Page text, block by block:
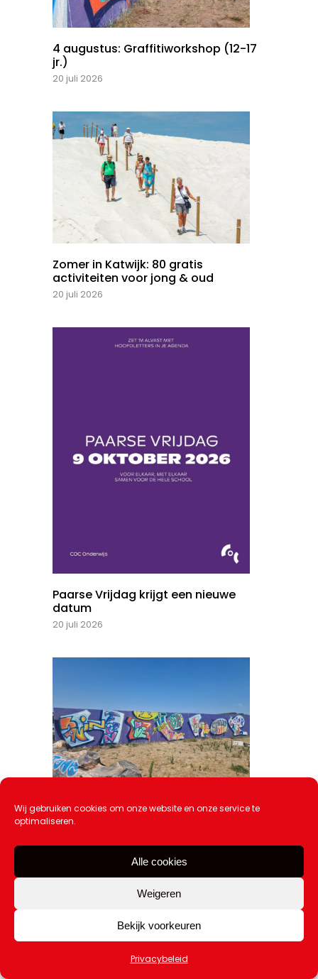
Wij gebruiken cookies om onze website en onze service te
optimaliseren.
Alle cookies
Weigeren
Bekijk voorkeuren
Privacybeleid
4 augustus: Graffitiworkshop (12-17
jr.)
20 juli 2026
Zomer in Katwijk: 80 gratis
activiteiten voor jong & oud
20 juli 2026
Paarse Vrijdag krijgt een nieuwe
datum
20 juli 2026
Leerlingen Pieter Groen genieten van